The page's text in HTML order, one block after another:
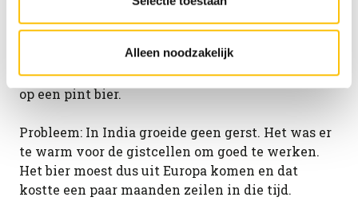
Alleen noodzakelijk
te beschermen. Hoe krijg je soldaten zover om
helemaal naar India te vertrekken? Door in hun
contract te zetten dat zij wekelijks recht hadden
op een pint bier.
Probleem: In India groeide geen gerst. Het was er
te warm voor de gistcellen om goed te werken.
Het bier moest dus uit Europa komen en dat
kostte een paar maanden zeilen in die tijd.